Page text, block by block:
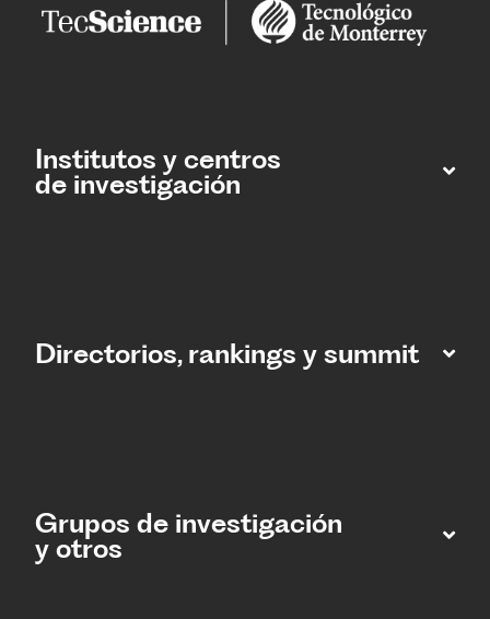
Institutos y centros
de investigación
Directorios, rankings y summit
Grupos de investigación
y otros